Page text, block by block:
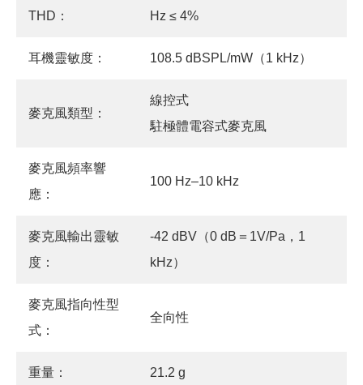
THD： Hz ≤ 4%
耳機靈敏度： 108.5 dBSPL/mW（1 kHz）
麥克風類型：
線控式
駐極體電容式麥克風
麥克風頻率響
應：
100 Hz–10 kHz
麥克風輸出靈敏
度：
-42 dBV（0 dB＝1V/Pa，1
kHz）
麥克風指向性型
式：
全向性
重量： 21.2 g